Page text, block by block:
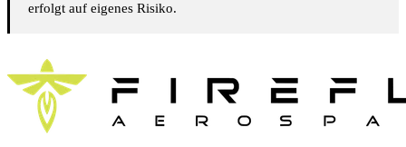
erfolgt auf eigenes Risiko.